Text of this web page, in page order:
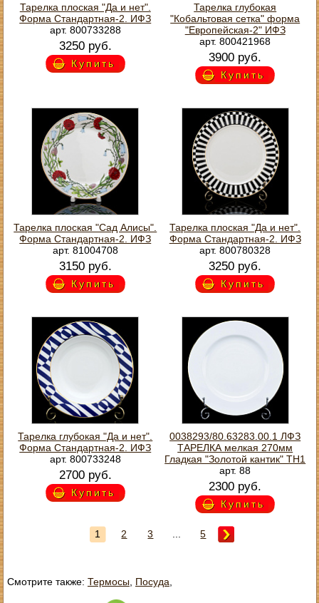
Тарелка плоская "Да и нет".
Форма Стандартная-2. ИФЗ
арт. 800733288
3250 руб.
Купить
Тарелка глубокая
"Кобальтовая сетка" форма
"Европейская-2" ИФЗ
арт. 800421968
3900 руб.
Купить
Тарелка плоская "Сад Алисы".
Форма Стандартная-2. ИФЗ
арт. 81004708
3150 руб.
Купить
Тарелка плоская "Да и нет".
Форма Стандартная-2. ИФЗ
арт. 800780328
3250 руб.
Купить
Тарелка глубокая "Да и нет".
Форма Стандартная-2. ИФЗ
арт. 800733248
2700 руб.
Купить
0038293/80.63283.00.1 ЛФЗ
ТАРЕЛКА мелкая 270мм
Гладкая "Золотой кантик" ТН1
арт. 88
2300 руб.
Купить
1 2 3 5
Смотрите также: Термосы, Посуда